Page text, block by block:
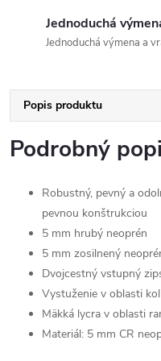
Jednoduchá
Jednoduchá výmena a
Popis produktu
Podrobný
Robustný, pevný a
pevnou konštrukciou
5 mm hrubý neoprén
5 mm zosilnený
Dvojcestný vstupný
Vystuženie v oblasti
Mäkká lycra v oblasti
Materiál: 5 mm CR